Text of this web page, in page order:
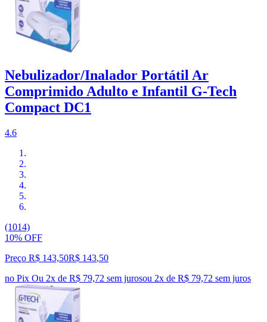
Nebulizador/Inalador Portátil Ar
Comprimido Adulto e Infantil G-Tech
Compact DC1
4.6
(1014)
10% OFF
Preço R$ 143,50R$ 143,50
no Pix Ou 2x de R$ 79,72 sem jurosou 2x de R$ 79,72 sem juros